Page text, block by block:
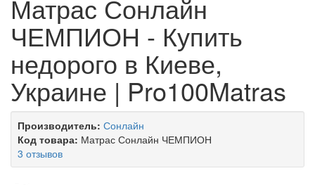
Матрас Сонлайн
ЧЕМПИОН - Купить
недорого в Киеве,
Украине | Pro100Matras
Производитель: Сонлайн
Код товара: Матрас Сонлайн ЧЕМПИОН
3 отзывов